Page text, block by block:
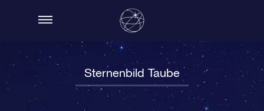
Sternenbild Taube